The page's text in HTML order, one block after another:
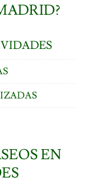
EN